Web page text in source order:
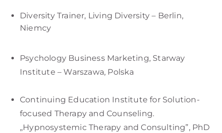
Diversity Trainer, Living Diversity – Berlin,
Niemcy
Psychology Business Marketing, Starway
Institute – Warszawa, Polska
Continuing Education Institute for Solution-
focused Therapy and Counseling.
„Hypnosystemic Therapy and Consulting”, PhD